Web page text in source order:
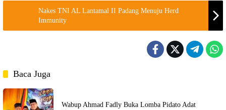
Nakes TNI AL Lantamal II Padang Menuju Herd
Immunity
Baca Juga
Wabup Ahmad Fadly Buka Lomba Pidato Adat